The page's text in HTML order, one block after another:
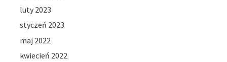
luty 2023
styczeń 2023
maj 2022
kwiecień 2022